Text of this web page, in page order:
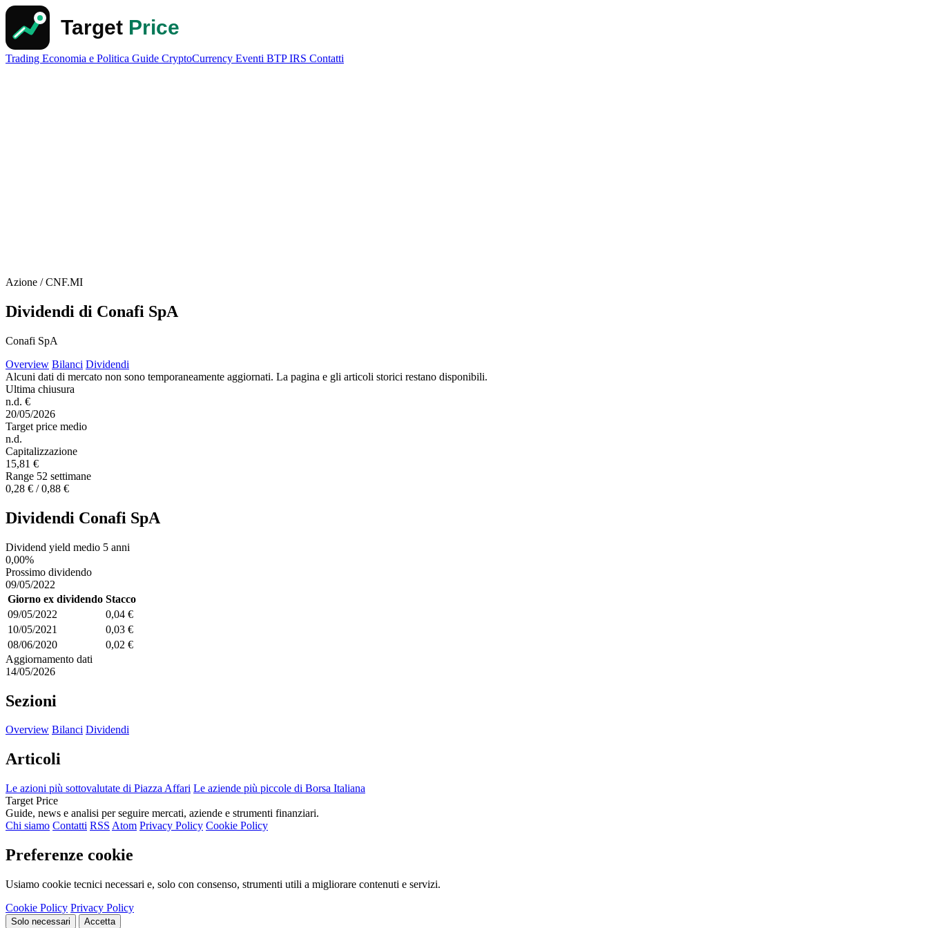
Trading Economia e Politica Guide CryptoCurrency Eventi BTPIRS Contatti
Azione / CNF.MI
Dividendi di Conafi SpA
Conafi SpA
Overview Bilanci Dividendi
Alcuni dati di mercato non sono temporaneamente aggiornati. La pagina e gli articoli storici restano disponibili.
Ultima chiusura
n.d. €
20/05/2026
Target price medio
n.d.
Capitalizzazione
15,81 €
Range 52 settimane
0,28 € / 0,88 €
Dividendi Conafi SpA
Dividend yield medio 5 anni
0,00%
Prossimo dividendo
09/05/2022
Giorno ex dividendo Stacco
09/05/2022
0,04 €
10/05/2021
0,03 €
08/06/2020
0,02 €
Aggiornamento dati
14/05/2026
Sezioni
Overview Bilanci Dividendi
Articoli
Le azioni più sottovalutate di Piazza Affari Le aziende più piccole di Borsa Italiana
Target Price
Guide, news e analisi per seguire mercati, aziende e strumenti finanziari.
Chi siamo Contatti RSS Atom Privacy Policy Cookie Policy
Preferenze cookie
Usiamo cookie tecnici necessari e, solo con consenso, strumenti utili a migliorare contenuti e servizi.
Cookie Policy Privacy Policy
Solo necessari Accetta